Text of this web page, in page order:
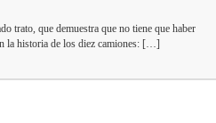
trato, que demuestra que no tiene que haber
la historia de los diez camiones: […]